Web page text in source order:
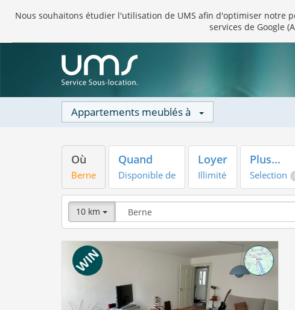
Nous souhaitons étudier l'utilisation de UMS afin d'optimiser notre
services de Google
Appartements meublés à
Où
Berne
Quand
Disponible de
Loyer
Illimité
Plus...
Selection
10 km